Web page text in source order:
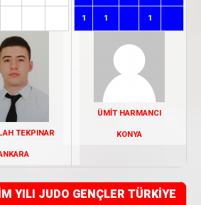
TEKPINAR
1 1 1
ÜMİT HARMANCI
KONYA
YILI JUDO GENÇLER TÜRKİYE